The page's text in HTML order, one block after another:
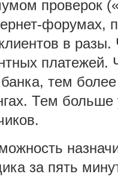
проверок
форумах,
в
тем
Тем
за пять